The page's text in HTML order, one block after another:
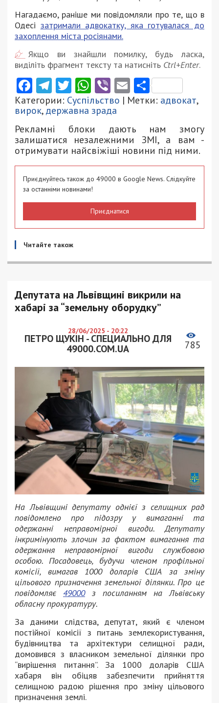
Нагадаємо, раніше ми повідомляли про те, що в
Одесі затримали адвокатку, яка готувалася до
захоплення міста росіянами.
Якщо ви знайшли помилку, будь ласка,
виділіть фрагмент тексту та натисніть Ctrl+Enter.
Facebook
Telegram
Twitter
WhatsApp
ViberEmail
Категории: Суспільство | Метки: адвокат,
вирок,державна зрада
Рекламні блоки дають нам змогу
залишатися незалежними ЗМІ, а вам -
отримувати найсвіжіші новини під ними.
Приєднуйтесь також до 49000 в Google News. Слідкуйте
за останніми новинами!
Приєднатися
Читайте також
Депутата на Львівщині викрили на
хабарі за “земельну оборудку”
28/06/2025 - 20:22
ПЕТРО ЩУКІН - СПЕЦИАЛЬНО ДЛЯ
49000.COM.UA
785
На Львівщині депутату однієї з селищних рад
повідомлено про підозру у вимаганні та
одержанні неправомірної вигоди. Депутату
інкримінують злочин за фактом вимагання та
одержання неправомірної вигоди службовою
особою. Посадовець, будучи членом профільної
комісії, вимагав 1000 доларів США за зміну
цільового призначення земельної ділянки. Про це
повідомляє 49000з посиланням на Львівську
обласну прокуратуру.
За даними слідства, депутат, який є членом
постійної комісії з питань землекористування,
будівництва та архітектури селищної ради,
домовився з власником земельної ділянки про
“вирішення питання”. За 1000 доларів США
хабаря він обіцяв забезпечити прийняття
селищною радою рішення про зміну цільового
призначення землі.